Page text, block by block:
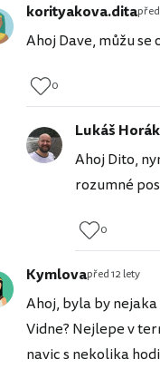
korityakova.dita
Ahoj Dave, můžu
0
Lukáš Horák
Ahoj Dito,
rozumné
0
Kymlovapřed 12 lety
Ahoj, byla by
Vidne? Nejlepe v
navic s nekolika